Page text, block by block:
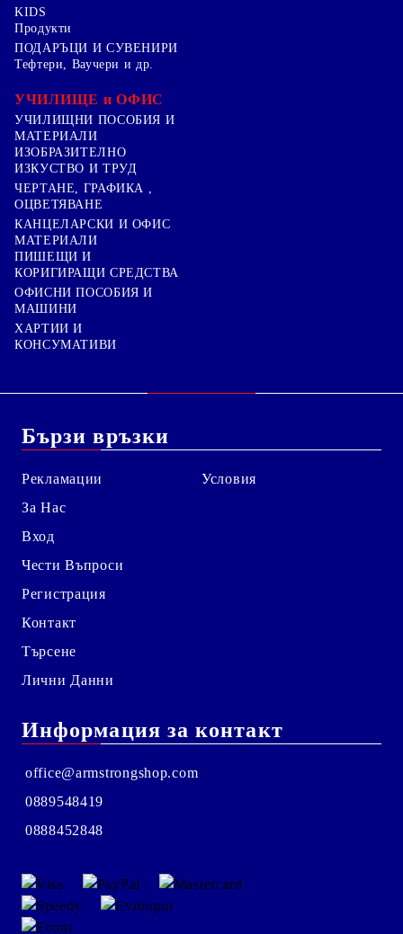
KIDS
Продукти
ПОДАРЪЦИ И СУВЕНИРИ
Тефтери, Ваучери и др.
УЧИЛИЩЕ и ОФИС
УЧИЛИЩНИ ПОСОБИЯ И
МАТЕРИАЛИ
ИЗОБРАЗИТЕЛНО
ИЗКУСТВО И ТРУД
ЧЕРТАНЕ, ГРАФИКА ,
ОЦВЕТЯВАНЕ
КАНЦЕЛАРСКИ И ОФИС
МАТЕРИАЛИ
ПИШЕЩИ И
КОРИГИРАЩИ СРЕДСТВА
ОФИСНИ ПОСОБИЯ И
МАШИНИ
ХАРТИИ И
КОНСУМАТИВИ
Бързи връзки
Рекламации
За Нас
Вход
Чести Въпроси
Регистрация
Контакт
Търсене
Лични Данни
Условия
Информация за контакт
office@armstrongshop.com
0889548419
0888452848